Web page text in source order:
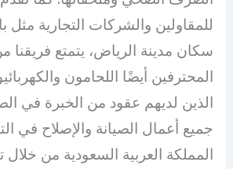
للمقاولين والشركات التجارية مثل
سكان مدينة الرياض، يتمتع فريقنا
المحترفين أيضًا اللحامون
الذين لديهم عقود من الخبرة في
جميع أعمال الصيانة والإصلاح في
المملكة العربية السعودية من